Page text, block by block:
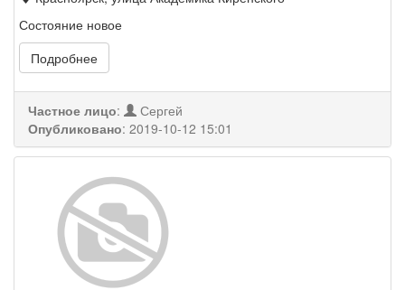
Состояние новое
Подробнее
Частное лицо:
Сергей
Опубликовано: 2019-10-12 15:01